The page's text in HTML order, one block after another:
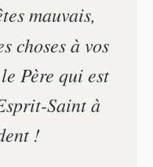
mauvais,
choses à vos
Père qui est
Saint à
!